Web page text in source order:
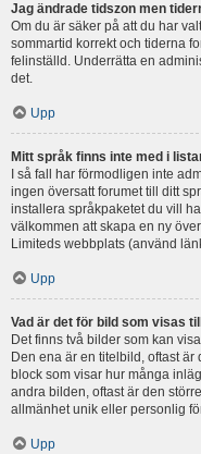
Jag ändrade tidszon men
Om du är säker på att du har
sommartid korrekt och tiderna
felinställd. Underrätta en
det.
Upp
Mitt språk finns inte med i
I så fall har förmodligen inte
ingen översatt forumet till ditt
installera språkpaketet du vill
välkommen att skapa en ny
Limiteds webbplats (använd
Upp
Vad är det för bild som visas
Det finns två bilder som kan
Den ena är en titelbild, oftast
block som visar hur många
andra bilden, oftast är den
allmänhet unik eller personlig
Upp